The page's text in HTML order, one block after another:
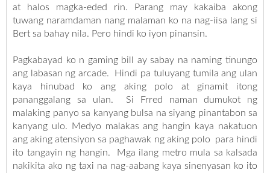
at halos magka-eded rin. Parang may kakaiba akong
tuwang naramdaman nang malaman ko na nag-iisa lang si
Bert sa bahay nila. Pero hindi ko iyon pinansin.
Pagkabayad ko n gaming bill ay sabay na naming tinungo
ang labasan ng arcade. Hindi pa tuluyang tumila ang ulan
kaya hinubad ko ang aking polo at ginamit itong
pananggalang sa ulan. Si Frred naman dumukot ng
malaking panyo sa kanyang bulsa na siyang pinantabon sa
kanyang ulo. Medyo malakas ang hangin kaya nakatuon
ang aking atensiyon sa paghawak ng aking polo para hindi
ito tangayin ng hangin. Mga ilang metro mula sa kalsada
nakikita ako ng taxi na nag-aabang kaya sinenyasan ko ito